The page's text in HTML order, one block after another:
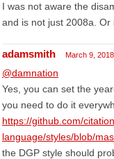
I was not aware the
and is not just 2008a.
adamsmith March 9, 2018
@damnation
Yes, you can set the
you need to do it
https://github.com/
language/styles/blob/
the DGP style should